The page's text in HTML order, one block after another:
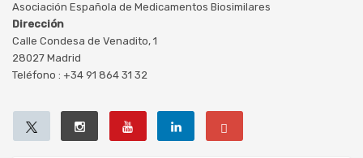
Asociación Española de Medicamentos Biosimilares
Dirección
Calle Condesa de Venadito, 1
28027 Madrid
Teléfono : +34 91 864 31 32